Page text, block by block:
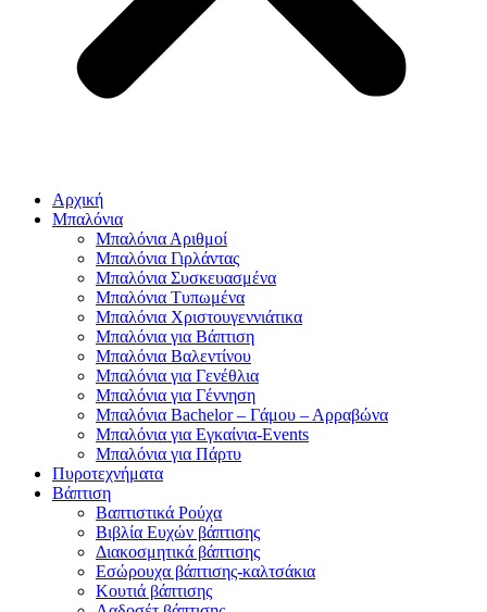
Αρχική
Μπαλόνια
Μπαλόνια Αριθμοί
Μπαλόνια Γιρλάντας
Μπαλόνια Συσκευασμένα
Μπαλόνια Τυπωμένα
Μπαλόνια Χριστουγεννιάτικα
Μπαλόνια για Βάπτιση
Μπαλόνια Βαλεντίνου
Μπαλόνια για Γενέθλια
Μπαλόνια για Γέννηση
Μπαλόνια Bachelor – Γάμου – Αρραβώνα
Μπαλόνια για Εγκαίνια-Events
Μπαλόνια για Πάρτυ
Πυροτεχνήματα
Βάπτιση
Βαπτιστικά Ρούχα
Βιβλία Ευχών βάπτισης
Διακοσμητικά βάπτισης
Εσώρουχα βάπτισης-καλτσάκια
Κουτιά βάπτισης